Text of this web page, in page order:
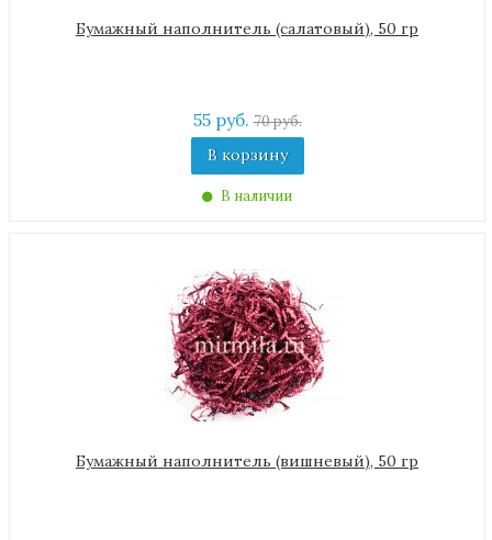
Бумажный наполнитель (салатовый), 50 гр
55 руб.70 руб.
В корзину
В наличии
Бумажный наполнитель (вишневый), 50 гр